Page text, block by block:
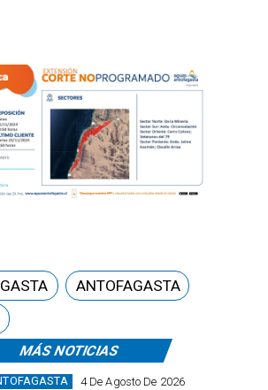
MÁS NOTICIAS
4 De Agosto De 2026
ANTOFAGASTA